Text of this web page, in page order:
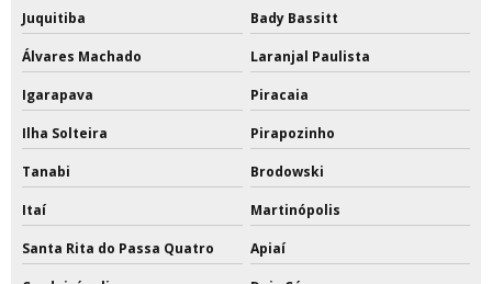
Juquitiba Bady Bassitt
Álvares Machado Laranjal Paulista
Igarapava Piracaia
Ilha Solteira Pirapozinho
Tanabi Brodowski
Itaí Martinópolis
Santa Rita do Passa Quatro Apiaí